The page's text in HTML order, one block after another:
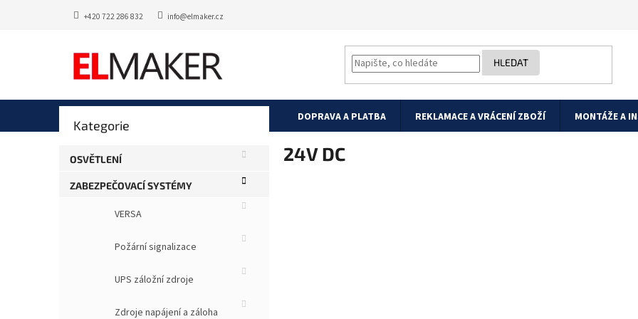
+420 722 286 832 info@elmaker.cz
HLEDAT
DOPRAVA A PLATBA REKLAMACE A VRÁCENÍ ZBOŽÍ MONTÁŽE A
o
Přeskočit
Kategorie
OSVĚTLENÍ
ZABEZPEČOVACÍ SYSTÉMY
VERSA
Požární signalizace
UPS záložní zdroje
Zdroje napájení a záloha
24V DC